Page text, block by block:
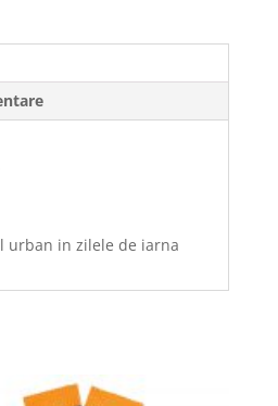
urban in zilele de iarna